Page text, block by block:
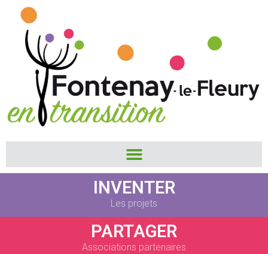
INVENTER
Les projets
PARTAGER
Associations partenaires